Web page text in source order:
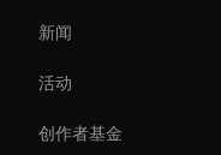
Live Streaming Avatar
Real-Time Virtual Human
Ai Avatar For Corporate
新闻
活动
创作者基金